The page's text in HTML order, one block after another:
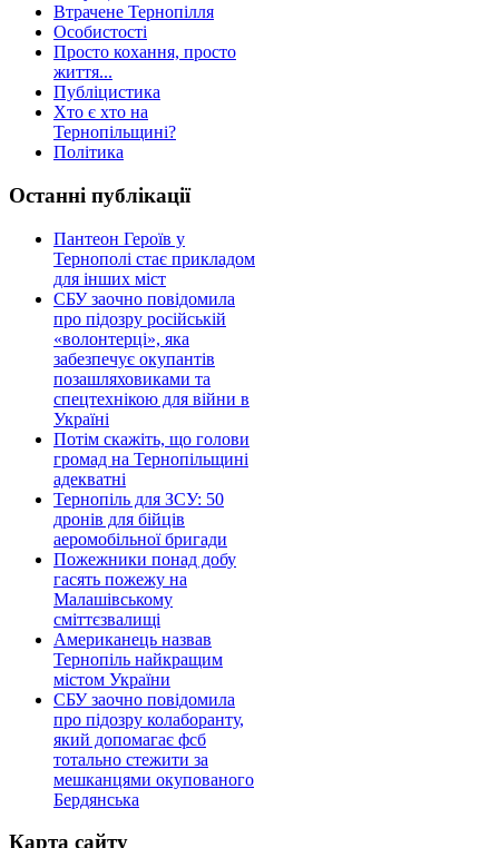
Втрачене Тернопілля
Особистості
Просто кохання, просто
життя...
Публіцистика
Хто є хто на
Тернопільщині?
Політика
Останні публікації
Пантеон Героїв у
Тернополі стає прикладом
для інших міст
СБУ заочно повідомила
про підозру російській
«волонтерці», яка
забезпечує окупантів
позашляховиками та
спецтехнікою для війни в
Україні
Потім скажіть, що голови
громад на Тернопільщині
адекватні
Тернопіль для ЗСУ: 50
дронів для бійців
аеромобільної бригади
Пожежники понад добу
гасять пожежу на
Малашівському
сміттєзвалищі
Американець назвав
Тернопіль найкращим
містом України
СБУ заочно повідомила
про підозру колаборанту,
який допомагає фсб
тотально стежити за
мешканцями окупованого
Бердянська
Карта сайту